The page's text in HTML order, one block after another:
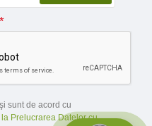
sunt de acord cu
Prelucrarea Datelor cu